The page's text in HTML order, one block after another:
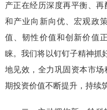
产正在经历深度再平衡、
和产业向新向优、宏观政
值、韧性价值和创新价值
睐。我们将以钉钉子精神抓
地见效，全力巩固资本市
期投资价值不断提升，持续